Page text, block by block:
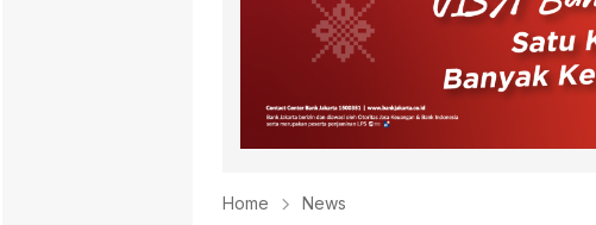
Home News